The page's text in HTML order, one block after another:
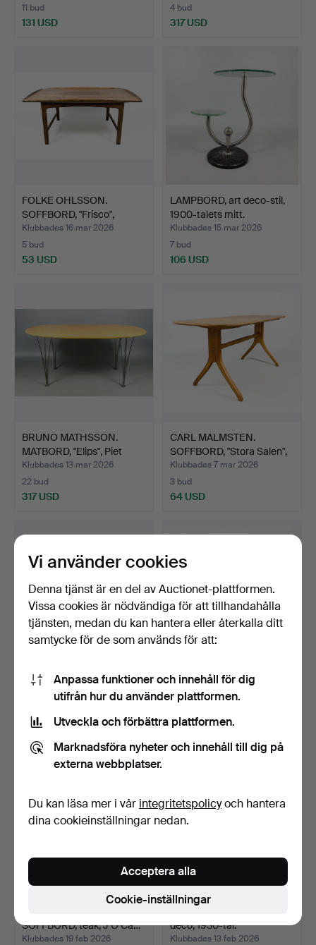
11 bud
131 USD
4 bud
317 USD
FOLKE OHLSSON.
SOFFBORD, "Frisco",
Tingstr…
Klubbades 16 mar 2026
5 bud
53 USD
LAMPBORD, art deco-stil,
1900-talets mitt.
Klubbades 15 mar 2026
7 bud
106 USD
BRUNO MATHSSON.
MATBORD, "Elips", Piet
Hei…
Klubbades 13 mar 2026
22 bud
317 USD
CARL MALMSTEN.
SOFFBORD, "Stora Salen",
fa…
Klubbades 7 mar 2026
3 bud
64 USD
LARS ERIK LINDELL.
FÄLLBORD, Köping, 1800-…
Klubbades 3 mar 2026
2 bud
BORD, furu, 1900-talets
Klubbades 21 feb 2026
5 bud
SOFFBORD, teak, J O Ca…
Klubbades 19 feb 2026
deco, 1930-tal.
Klubbades 13 feb 2026
Vi använder cookies
Denna tjänst är en del av Auctionet-plattformen.
Vissa cookies är nödvändiga för att tillhandahålla
tjänsten, medan du kan hantera eller återkalla ditt
samtycke för de som används för att:
Anpassa funktioner och innehåll för dig
utifrån hur du använder plattformen.
Utveckla och förbättra plattformen.
Marknadsföra nyheter och innehåll till dig på
externa webbplatser.
Du kan läsa mer i vår integritetspolicyoch hantera
dina cookieinställningar nedan.
Cookie-inställningar
Acceptera alla